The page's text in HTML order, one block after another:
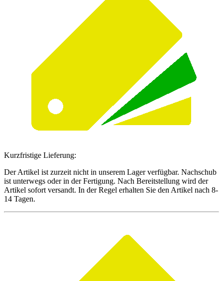
Kurzfristige Lieferung:
Der Artikel ist zurzeit nicht in unserem Lager verfügbar. Nachschub
ist unterwegs oder in der Fertigung. Nach Bereitstellung wird der
Artikel sofort versandt. In der Regel erhalten Sie den Artikel nach 8-
14 Tagen.